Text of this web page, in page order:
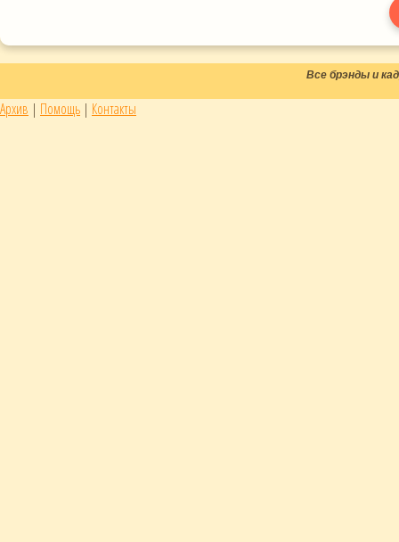
Все брэнды и
Архив | Помощь | Контакты